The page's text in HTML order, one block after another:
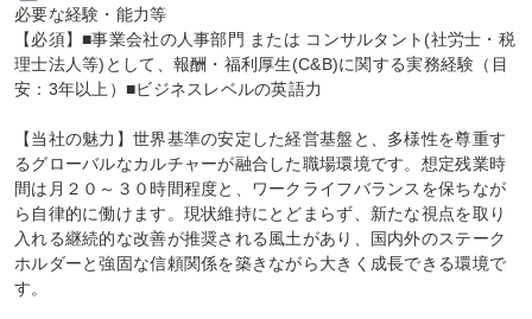
必要な経験・能力等
【必須】■事業会社の人事部門 または コンサルタント(社労士・税
理士法人等)として、報酬・福利厚生(C&B)に関する実務経験（目
安：3年以上）■ビジネスレベルの英語力
【当社の魅力】世界基準の安定した経営基盤と、多様性を尊重す
るグローバルなカルチャーが融合した職場環境です。想定残業時
間は月２０～３０時間程度と、ワークライフバランスを保ちなが
ら自律的に働けます。現状維持にとどまらず、新たな視点を取り
入れる継続的な改善が推奨される風土があり、国内外のステーク
ホルダーと強固な信頼関係を築きながら大きく成長できる環境で
す。